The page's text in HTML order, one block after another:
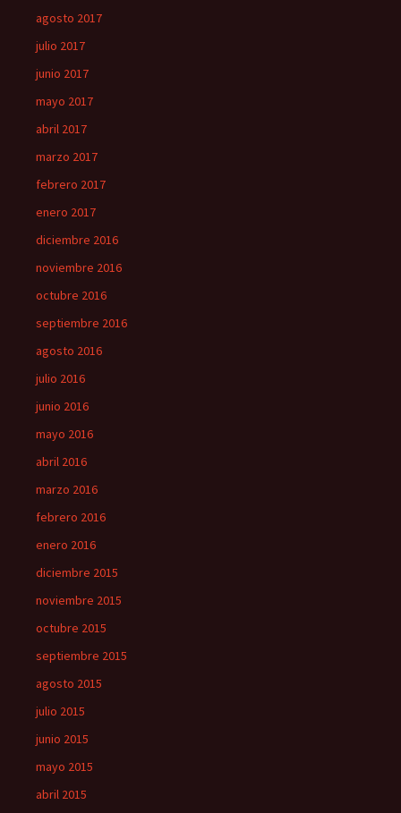
agosto 2017
julio 2017
junio 2017
mayo 2017
abril 2017
marzo 2017
febrero 2017
enero 2017
diciembre 2016
noviembre 2016
octubre 2016
septiembre 2016
agosto 2016
julio 2016
junio 2016
mayo 2016
abril 2016
marzo 2016
febrero 2016
enero 2016
diciembre 2015
noviembre 2015
octubre 2015
septiembre 2015
agosto 2015
julio 2015
junio 2015
mayo 2015
abril 2015